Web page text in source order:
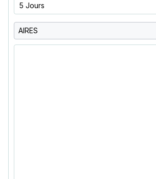
5 Jours
AIRES